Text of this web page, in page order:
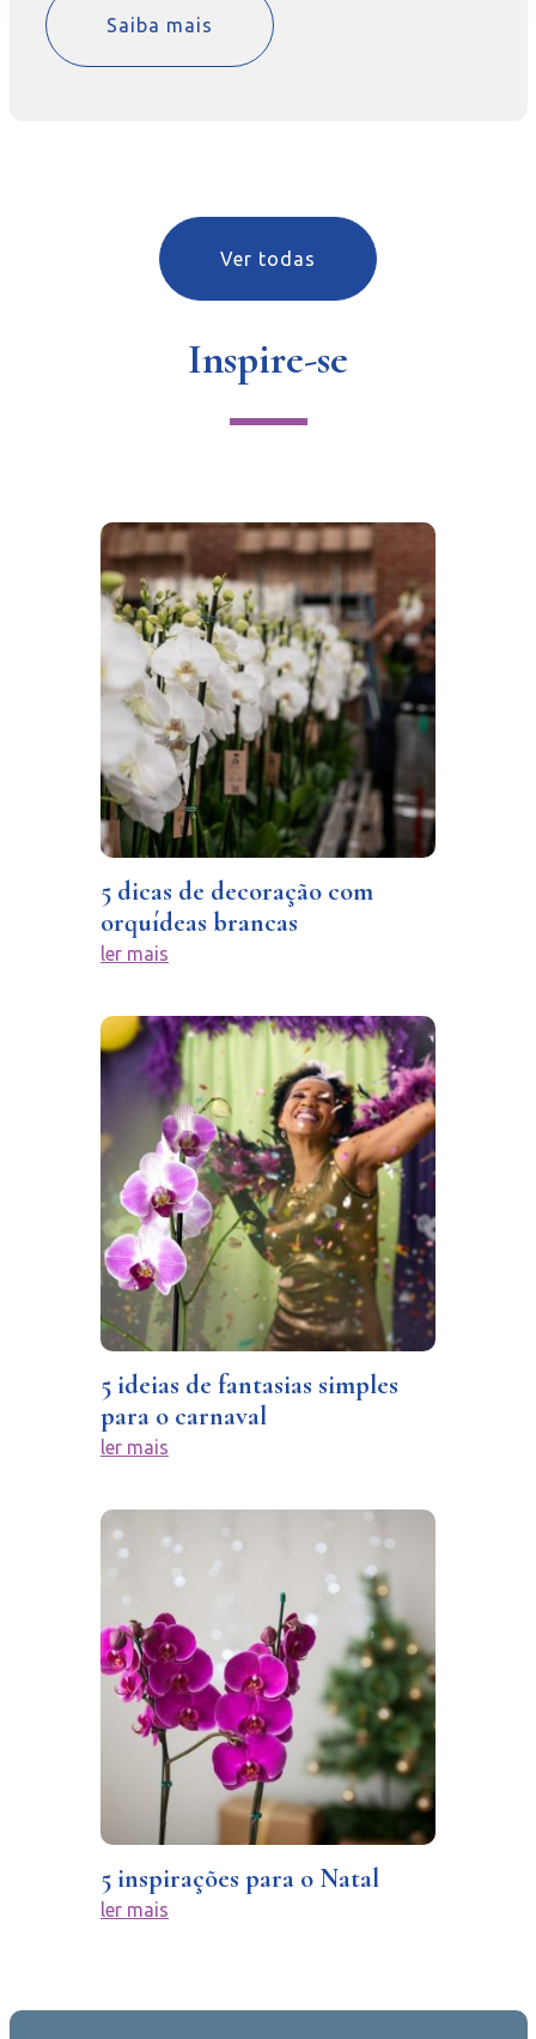
Saiba mais
Ver todas
Inspire-se
5 dicas de decoração com
orquídeas brancas
ler mais
5 ideias de fantasias simples
para o carnaval
ler mais
5 inspirações para o Natal
ler mais